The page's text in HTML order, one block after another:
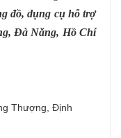
đồ, dụng cụ hỗ trợ
Đà Năng, Hồ Chí
Thượng, Định